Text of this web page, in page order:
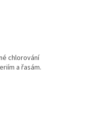
chlorování
a řasám.